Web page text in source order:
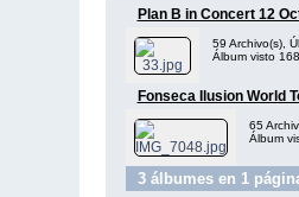
Plan B in Concert 12
59 Archivo(s),
Álbum visto
Fonseca Ilusion World
65
Álbum
3 álbumes en 1